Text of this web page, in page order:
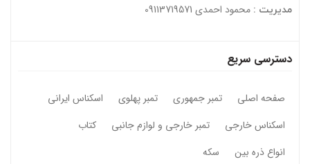
مدیریت : محمود احمدی 09113719571
دسترسی سریع
صفحه اصلی تمبر جمهوری تمبر پهلوی
اسکناس ایرانی
اسکناس خارجی
تمبر خارجی و لوازم جانبی
کتاب
انواع ذره بین
سکه